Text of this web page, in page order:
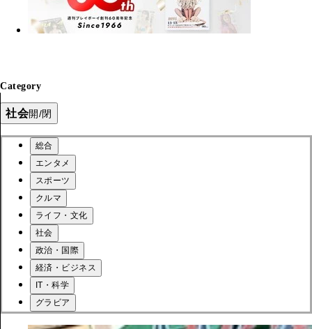
Category
社会開/閉
総合
エンタメ
スポーツ
クルマ
ライフ・文化
社会
政治・国際
経済・ビジネス
IT・科学
グラビア